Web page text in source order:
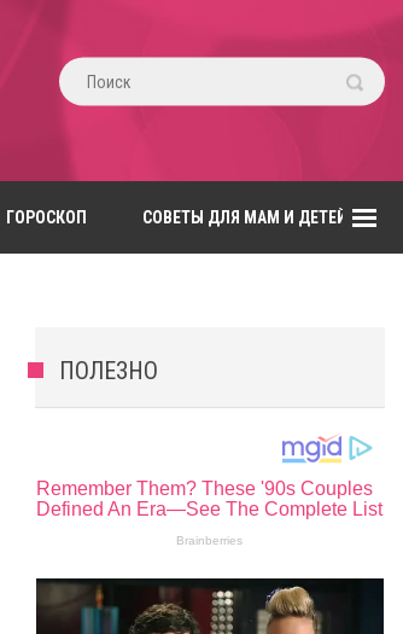
ГОРОСКОП СОВЕТЫ ДЛЯ МАМ И ДЕТЕЙ
ПОЛЕЗНО